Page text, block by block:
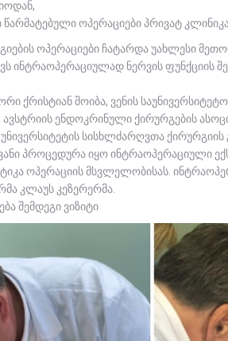
ოპერაციები პრივატ
ოპერაციები ჩატარდა უახლესი
ინტრაოპერაციულად ნერვის ფუნქციის
ქრისტიან შოიბა, ვენის
ენდოკრინული ქირურგების
უნივერსიტეტის სისხლძარღვთა
პროცედურა იყო ინტრაოპერაციული
ოპერაციის მსვლელობისას.
კლაუს კეზერერმა.
შემდეგი ვიზიტი